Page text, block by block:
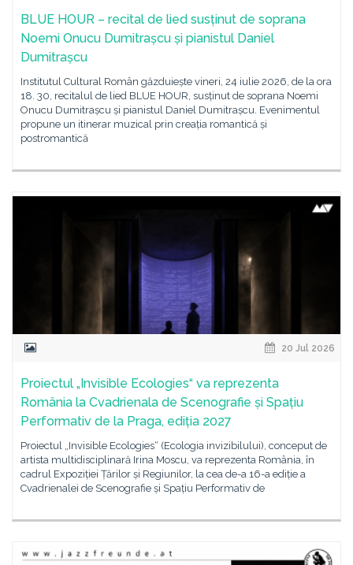
BLUE HOUR – recital de lied susținut de soprana
Noemi Onucu Dumitrașcu și pianistul Daniel
Dumitrașcu
Institutul Cultural Român găzduiește vineri, 24 iulie 2026, de la ora
18. 30, recitalul de lied BLUE HOUR, susținut de soprana Noemi
Onucu Dumitrașcu și pianistul Daniel Dumitrașcu. Evenimentul
propune un itinerar muzical prin creația romantică și
postromantică
20 Jul 2026
Proiectul „Invisible Ecologies“ va reprezenta
România la Cvadrienala de Scenografie și Spațiu
Performativ de la Praga, ediția 2027
Proiectul „Invisible Ecologies“ (Ecologia invizibilului), conceput de
artista multidisciplinară Irina Moscu, va reprezenta România, în
cadrul Expoziției Țărilor și Regiunilor, la cea de-a 16-a ediție a
Cvadrienalei de Scenografie și Spațiu Performativ de